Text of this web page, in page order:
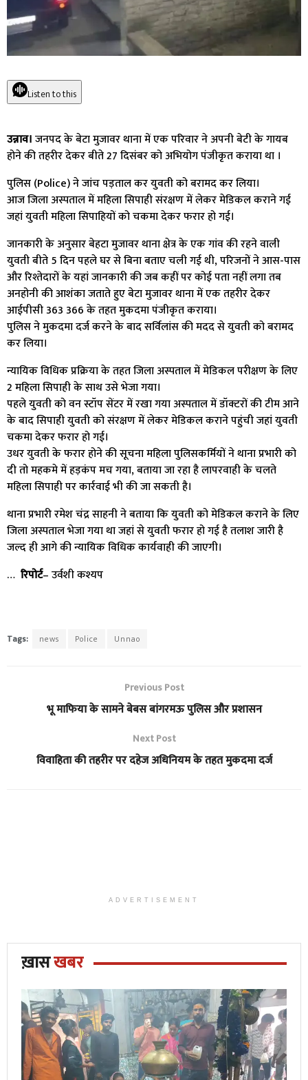
Listen to this
उन्नाव।जनपद के बेटा मुजावर थाना में एक परिवार ने अपनी बेटी के गायब
होने की तहरीर देकर बीते 27 दिसंबर को अभियोग पंजीकृत कराया था ।
पुलिस (Police) ने जांच पड़ताल कर युवती को बरामद कर लिया।
आज जिला अस्पताल में महिला सिपाही संरक्षण में लेकर मेडिकल कराने गई
जहां युवती महिला सिपाहियों को चकमा देकर फरार हो गई।
जानकारी के अनुसार बेहटा मुजावर थाना क्षेत्र के एक गांव की रहने वाली
युवती बीते 5 दिन पहले घर से बिना बताए चली गई थी, परिजनों ने आस-पास
और रिश्तेदारों के यहां जानकारी की जब कहीं पर कोई पता नहीं लगा तब
अनहोनी की आशंका जताते हुए बेटा मुजावर थाना में एक तहरीर देकर
आईपीसी 363 366 के तहत मुकदमा पंजीकृत कराया।
पुलिस ने मुकदमा दर्ज करने के बाद सर्विलांस की मदद से युवती को बरामद
कर लिया।
न्यायिक विधिक प्रक्रिया के तहत जिला अस्पताल में मेडिकल परीक्षण के लिए
2 महिला सिपाही के साथ उसे भेजा गया।
पहले युवती को वन स्टॉप सेंटर में रखा गया अस्पताल में डॉक्टरों की टीम आने
के बाद सिपाही युवती को संरक्षण में लेकर मेडिकल कराने पहुंची जहां युवती
चकमा देकर फरार हो गई।
उधर युवती के फरार होने की सूचना महिला पुलिसकर्मियों ने थाना प्रभारी को
दी तो महकमे में हड़कंप मच गया, बताया जा रहा है लापरवाही के चलते
महिला सिपाही पर कार्रवाई भी की जा सकती है।
थाना प्रभारी रमेश चंद्र साहनी ने बताया कि युवती को मेडिकल कराने के लिए
जिला अस्पताल भेजा गया था जहां से युवती फरार हो गई है तलाश जारी है
जल्द ही आगे की न्यायिक विधिक कार्यवाही की जाएगी।
… रिपोर्ट– उर्वशी कश्यप
Tags: news Police Unnao
Previous Post
भू माफिया के सामने बेबस बांगरमऊ पुलिस और प्रशासन
Next Post
विवाहिता की तहरीर पर दहेज अधिनियम के तहत मुकदमा दर्ज
ADVERTISEMENT
ख़ासखबर